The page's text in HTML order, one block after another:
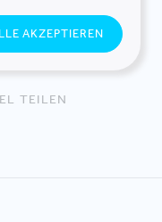
TEILEN
AKZEPTIEREN